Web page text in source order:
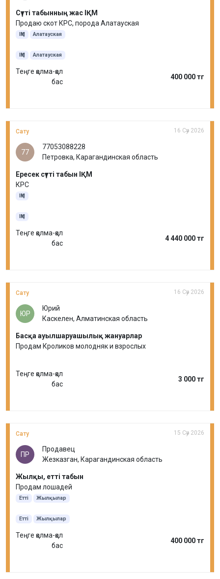
Сүтті табынның жас ІҚМ
Продаю скот КРС, порода Алатауская
ІҚМ Алатауская
ІҚМ Алатауская
Теңге қолма-қол
бас
400 000 тг
Сату 16 Сәу 2026
77
77053088228
Петровка, Карагандинская область
Ересек сүтті табын ІҚМ
КРС
ІҚМ
ІҚМ
Теңге қолма-қол
бас
4 440 000 тг
Сату 16 Сәу 2026
ЮР
Юрий
Каскелен, Алматинская область
Басқа ауылшаруашылық жануарлар
Продам Кроликов молодняк и взрослых
Теңге қолма-қол
бас
3 000 тг
Сату 15 Сәу 2026
ПР
Продавец
Жезказган, Карагандинская область
Жылқы, етті табын
Продам лошадей
Етті Жылқылар
Етті Жылқылар
Теңге қолма-қол
бас
400 000 тг